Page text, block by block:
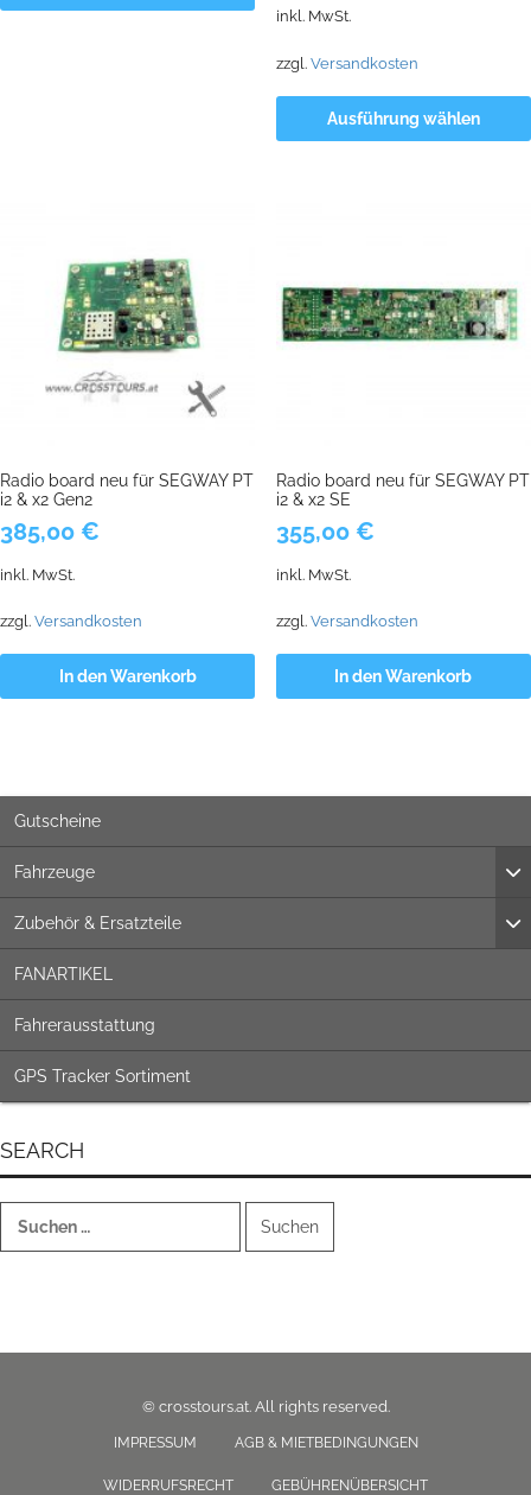
war:
47,90 €38,00 €.
inkl. MwSt.
zzgl. Versandkosten
Ausführung wählen
Radio board neu für SEGWAY PT
i2 & x2 Gen2
385,00 €
inkl. MwSt.
zzgl. Versandkosten
In den Warenkorb
Radio board neu für SEGWAY PT
i2 & x2 SE
355,00 €
inkl. MwSt.
zzgl. Versandkosten
In den Warenkorb
Gutscheine
Fahrzeuge
Zubehör & Ersatzteile
FANARTIKEL
Fahrerausstattung
GPS Tracker Sortiment
SEARCH
nach:
© crosstours.at. All rights reserved.
IMPRESSUM AGB & MIETBEDINGUNGEN
WIDERRUFSRECHT GEBÜHRENÜBERSICHT